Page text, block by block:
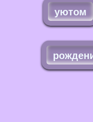
уютом